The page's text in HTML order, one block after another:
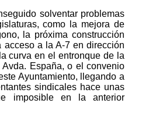
solventar problemas
como la mejora de
la próxima construcción
a la A-7 en dirección
curva en el entronque de la
España, o el convenio
Ayuntamiento, llegando a
sindicales hace unas
imposible en la anterior